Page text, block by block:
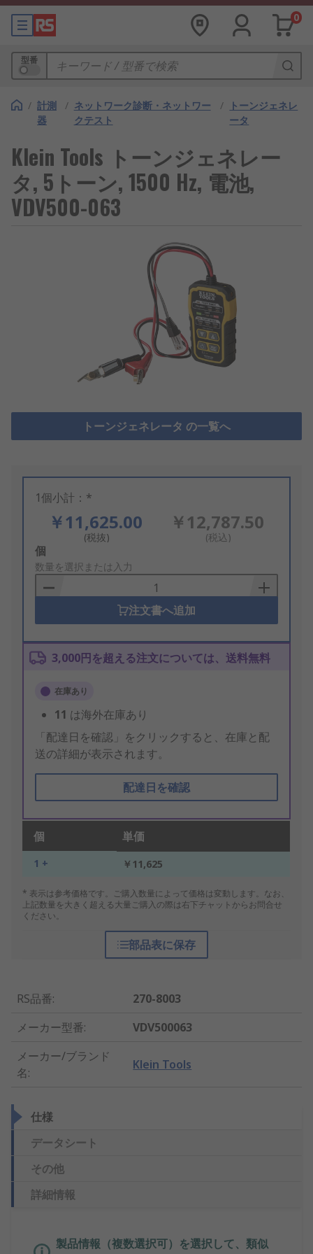
0
型番
/ 計測
器
/ ネットワーク診断・ネットワー
クテスト
/
トーンジェネレ
ータ
Klein Tools トーンジェネレー
タ, 5トーン, 1500 Hz, 電池,
VDV500-063
トーンジェネレータ の一覧へ
1個小計：*
￥11,625.00
(税抜)
￥12,787.50
(税込)
Add
to
Basket
個
数量を選択または入力
注文書へ追加
3,000円を超える注文については、送料無料
在庫あり
11 は海外在庫あり
「配達日を確認」をクリックすると、在庫と配
送の詳細が表示されます。
配達日を確認
個 単価
1 + ￥11,625
* 表示は参考価格です。ご購入数量によって価格は変動します。なお、
上記数量を大きく超える大量ご購入の際は右下チャットからお問合せ
ください。
部品表に保存
RS品番:
270-8003
メーカー型番:
VDV500063
メーカー/ブランド
名:
Klein Tools
仕様
データシート
その他
詳細情報
製品情報（複数選択可）を選択して、類似